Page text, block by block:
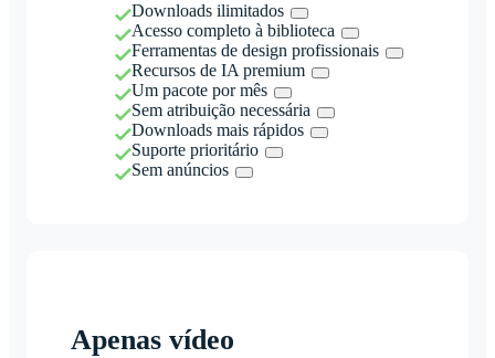
Downloads ilimitados
Acesso completo à biblioteca
Ferramentas de design profissionais
Recursos de IA premium
Um pacote por mês
Sem atribuição necessária
Downloads mais rápidos
Suporte prioritário
Sem anúncios
Apenas vídeo